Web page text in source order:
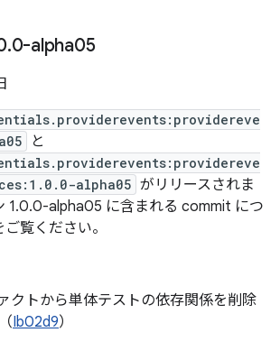
.0-alpha05
と
alpha05 がリリースされま
1.0.0-alpha05 に含まれる commit につ
ご覧ください。
クトから単体テストの依存関係を削除
Ib02d9）